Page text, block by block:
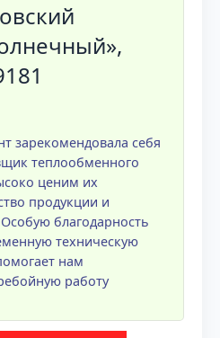
зарекомендовала себя
теплообменного
ценим их
продукции и
благодарность
техническую
нам
работу